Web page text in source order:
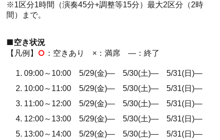
ホール
※1区分1時間（演奏45分+調整等15分）最大2区分（2時
間）まで。
■空き状況
【凡例】 ○ ：空きあり ×：満席 ―：終了
09:00～10:00 5/29(金)― 5/30(土)― 5/31(日)―
10:00～11:00 5/29(金)― 5/30(土)― 5/31(日)―
11:00～12:00 5/29(金)― 5/30(土)― 5/31(日)―
12:00～13:00 5/29(金)― 5/30(土)― 5/31(日)―
13:00～14:00 5/29(金)― 5/30(土)― 5/31(日)―